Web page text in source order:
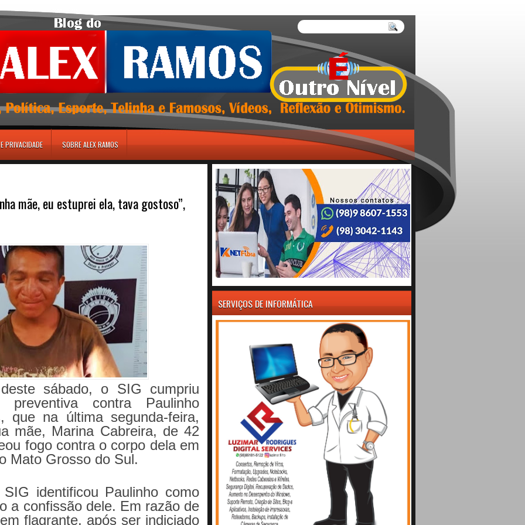
PRIVACIDADE SOBRE ALEX RAMOS
mãe, eu estuprei ela, tava gostoso”,
sábado, o SIG cumpriu
contra Paulinho
que na última segunda-feira,
mãe, Marina Cabreira, de 42
fogo contra o corpo dela em
Mato Grosso do Sul.
identificou Paulinho como
a confissão dele. Em razão de
flagrante, após ser indiciado
SERVIÇOS DE INFORMÁTICA